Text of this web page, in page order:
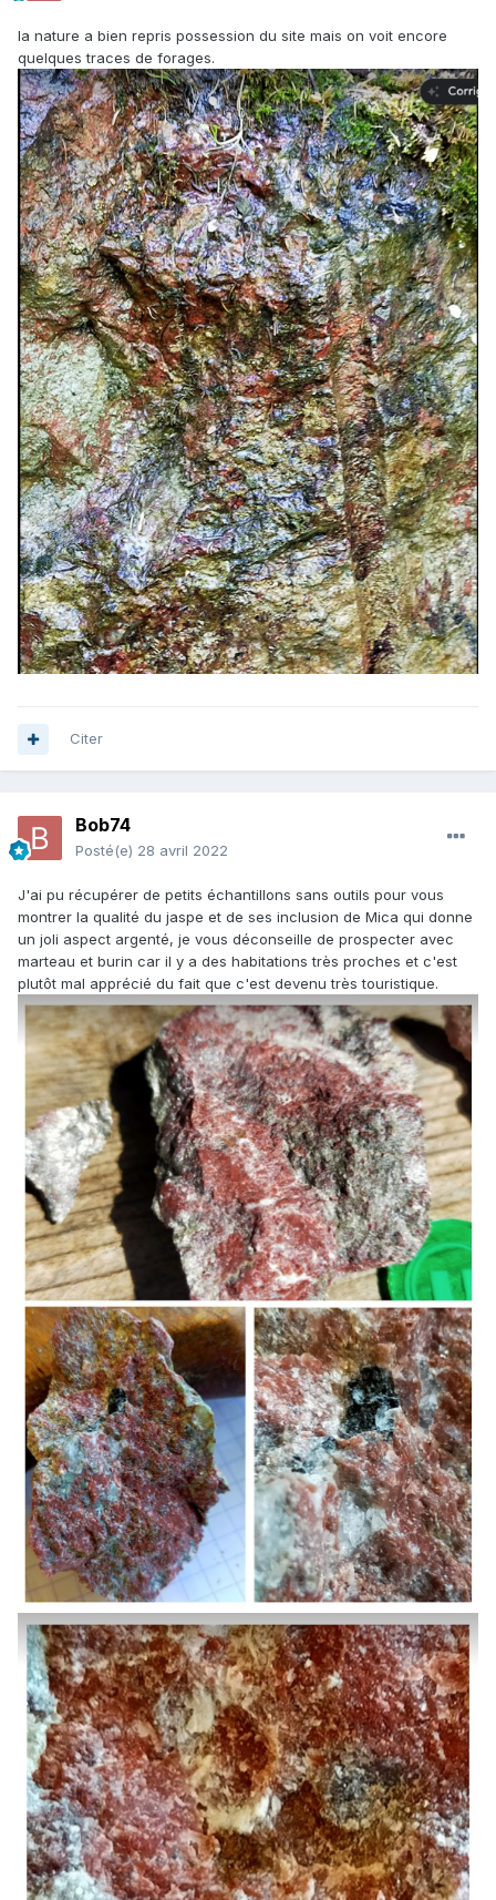
la nature a bien repris possession du site mais on voit encore
quelques traces de forages.
Citer
Bob74
Posté(e) 28 avril 2022
J'ai pu récupérer de petits échantillons sans outils pour vous
montrer la qualité du jaspe et de ses inclusion de Mica qui donne
un joli aspect argenté, je vous déconseille de prospecter avec
marteau et burin car il y a des habitations très proches et c'est
plutôt mal apprécié du fait que c'est devenu très touristique.